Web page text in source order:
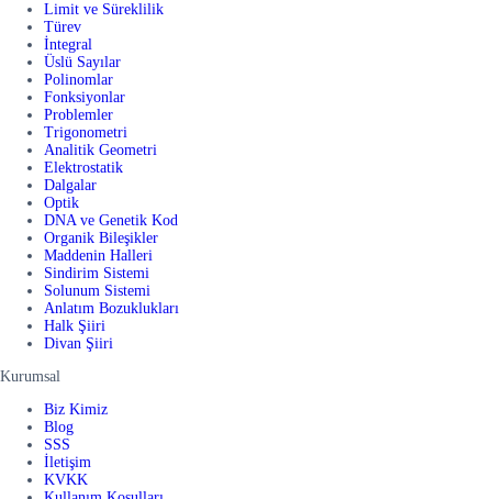
Limit ve Süreklilik
Türev
İntegral
Üslü Sayılar
Polinomlar
Fonksiyonlar
Problemler
Trigonometri
Analitik Geometri
Elektrostatik
Dalgalar
Optik
DNA ve Genetik Kod
Organik Bileşikler
Maddenin Halleri
Sindirim Sistemi
Solunum Sistemi
Anlatım Bozuklukları
Halk Şiiri
Divan Şiiri
Kurumsal
Biz Kimiz
Blog
SSS
İletişim
KVKK